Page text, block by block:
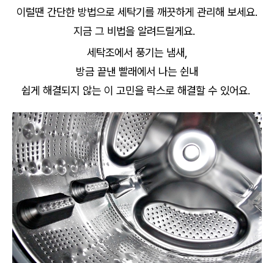
이럴땐 간단한 방법으로 세탁기를 깨끗하게 관리해 보세요.
지금 그 비법을 알려드릴게요.
세탁조에서 풍기는 냄새,
방금 끝낸 빨래에서 나는 쉰내
쉽게 해결되지 않는 이 고민을 락스로 해결할 수 있어요.